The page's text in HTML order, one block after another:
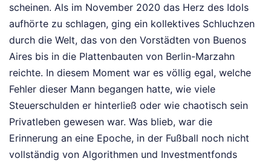
scheinen. Als im November 2020 das Herz des Idols
aufhörte zu schlagen, ging ein kollektives Schluchzen
durch die Welt, das von den Vorstädten von Buenos
Aires bis in die Plattenbauten von Berlin-Marzahn
reichte. In diesem Moment war es völlig egal, welche
Fehler dieser Mann begangen hatte, wie viele
Steuerschulden er hinterließ oder wie chaotisch sein
Privatleben gewesen war. Was blieb, war die
Erinnerung an eine Epoche, in der Fußball noch nicht
vollständig von Algorithmen und Investmentfonds